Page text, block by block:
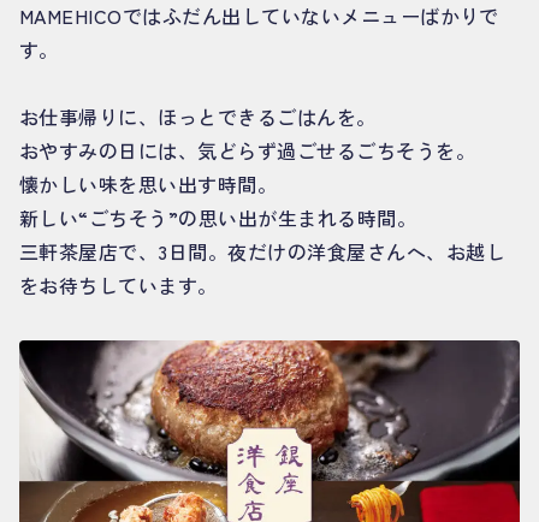
MAMEHICOではふだん出していないメニューばかりで
す。
お仕事帰りに、ほっとできるごはんを。
おやすみの日には、気どらず過ごせるごちそうを。
懐かしい味を思い出す時間。
新しい“ごちそう”の思い出が生まれる時間。
三軒茶屋店で、3日間。夜だけの洋食屋さんへ、お越し
をお待ちしています。